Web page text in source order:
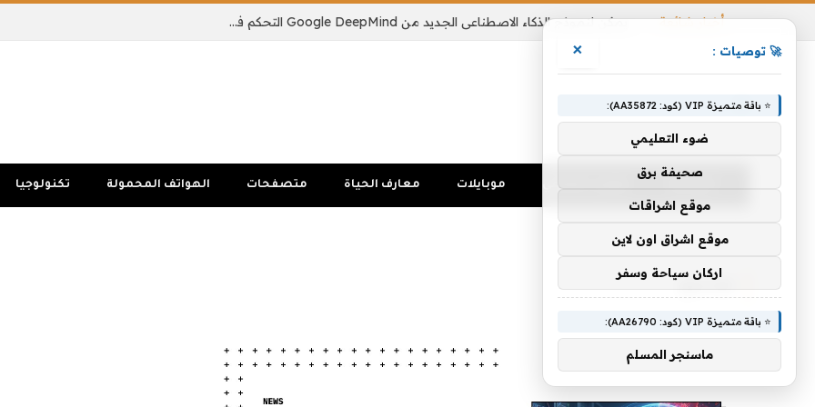
أخبار شائعة يمكن لنموذج الذكاء الاصطناعي الجديد من Google DeepMind التحكم في جسم الروبوت بالكامل
تواصل اجتماعي موبايلات معارف الحياة متصفحات الهواتف المحمولة تكنولوجيا
الرئيسية»
توسيع
🚀 توصيات : ×
⭐ باقة متميزة VIP (كود: AA35872):
ضوء التعليمي
صحيفة برق
موقع اشراقات
موقع اشراق اون لاين
اركان سياحة وسفر
⭐ باقة متميزة VIP (كود: AA26790):
ماسنجر المسلم